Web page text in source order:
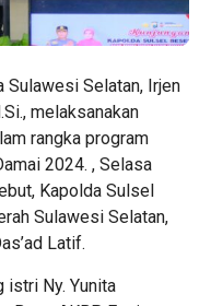
Sulawesi Selatan, Irjen
melaksanakan
rangka program
2024. , Selasa
Kapolda Sulsel
Sulawesi Selatan,
Latif.
istri Ny. Yunita